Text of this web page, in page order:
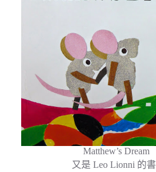
Matthew’s Dream
又是 Leo Lionni 的書